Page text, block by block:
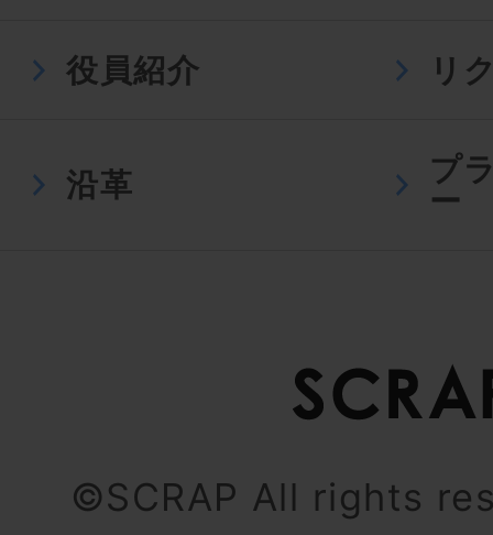
役員紹介 リ
沿革
プ
ー
©SCRAP All rights